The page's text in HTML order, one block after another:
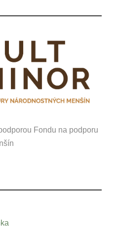
Fondu na podporu